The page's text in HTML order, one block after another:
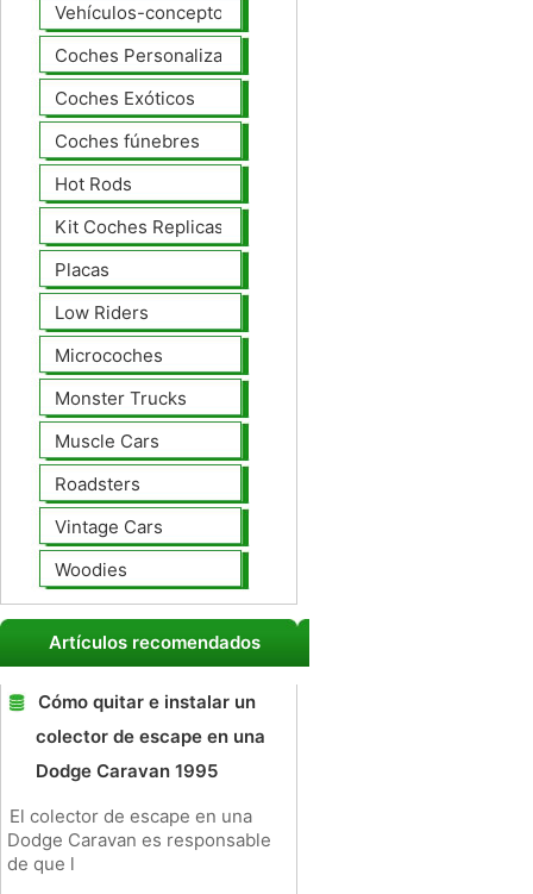
Vehículos-concepto
Coches Personalizados
Coches Exóticos
Coches fúnebres
Hot Rods
Kit Coches Replicas
Placas
Low Riders
Microcoches
Monster Trucks
Muscle Cars
Roadsters
Vintage Cars
Woodies
Artículos recomendados
Cómo quitar e instalar un
colector de escape en una
Dodge Caravan 1995
El colector de escape en una
Dodge Caravan es responsable
de que l